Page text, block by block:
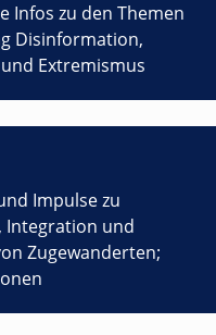
Infos zu den Themen
Disinformation,
Extremismus
Impulse zu
Integration und
Zugewanderten;